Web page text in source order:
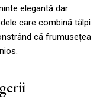
elegantă dar
care combină tălpi
că frumusețea